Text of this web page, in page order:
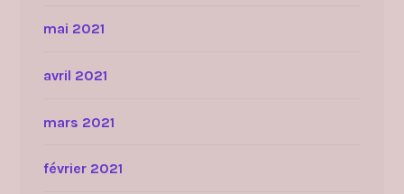
mai 2021
avril 2021
mars 2021
février 2021